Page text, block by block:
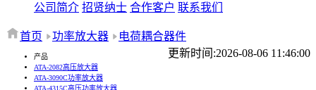
公司简介 招贤纳士 合作客户 联系我们
首页 功率放大器
电荷耦合器件
更新时间:2026-08-06 11:46:00
产品
ATA-2082高压放大器
ATA-3090C功率放大器
ATA-4315C高压功率放大器